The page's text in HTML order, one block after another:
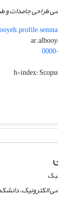
طراحی جامدات و
h-index:
الکترونیک،